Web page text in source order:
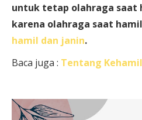
untuk tetap olahraga saat
karena olahraga saat
hamil dan janin.
Baca juga : Tentang